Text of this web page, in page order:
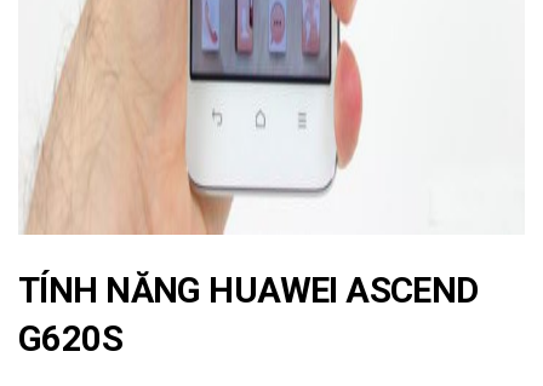
TÍNH NĂNG HUAWEI ASCEND
G620S